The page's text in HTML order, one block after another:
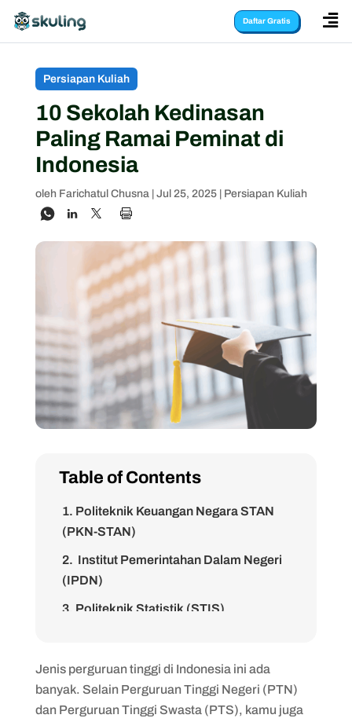
Daftar Gratis 
Persiapan Kuliah
10 Sekolah Kedinasan
Paling Ramai Peminat di
Indonesia
oleh Farichatul Chusna| Jul 25, 2025| Persiapan Kuliah
Table of Contents
1. Politeknik Keuangan Negara STAN
(PKN-STAN)
2. Institut Pemerintahan Dalam Negeri
(IPDN)
3. Politeknik Statistik (STIS)
5. Politeknik Imigrasi (Poltekim)
6. Sekolah Tinggi Meteorologi,
Jenis perguruan tinggi di Indonesia ini ada
banyak. Selain Perguruan Tinggi Negeri (PTN)
dan Perguruan Tinggi Swasta (PTS), kamu juga